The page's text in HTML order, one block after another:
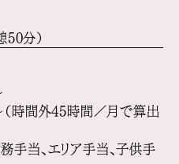
分）
時間外45時間／月で算出
手当、エリア手当、子供手